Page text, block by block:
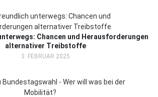
Chancen und Herausforderungen
alternativer Treibstoffe
3. FEBRUAR 2025